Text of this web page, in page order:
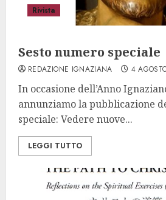
Rivista
Sesto numero speciale
REDAZIONE IGNAZIANA 4
In occasione dell’Anno
annunziamo la pubblicazione
speciale: Vedere nuove...
LEGGI TUTTO